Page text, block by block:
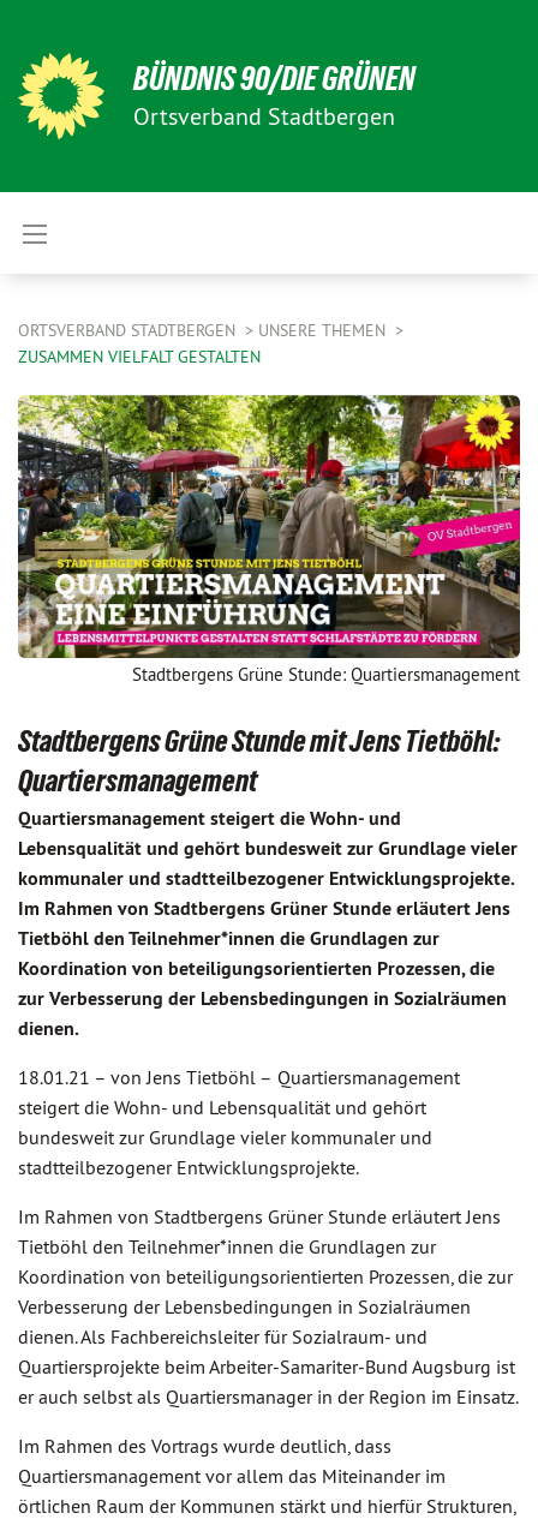
BÜNDNIS 90/DIE GRÜNEN
Ortsverband Stadtbergen
ORTSVERBAND STADTBERGEN
UNSERE THEMEN
ZUSAMMEN VIELFALT GESTALTEN
Stadtbergens Grüne Stunde: Quartiersmanagement
Stadtbergens Grüne Stunde mit Jens Tietböhl:
Quartiersmanagement
Quartiersmanagement steigert die Wohn- und
Lebensqualität und gehört bundesweit zur Grundlage vieler
kommunaler und stadtteilbezogener Entwicklungsprojekte.
Im Rahmen von Stadtbergens Grüner Stunde erläutert Jens
Tietböhl den Teilnehmer*innen die Grundlagen zur
Koordination von beteiligungsorientierten Prozessen, die
zur Verbesserung der Lebensbedingungen in Sozialräumen
dienen.
18.01.21 – von Jens Tietböhl – Quartiersmanagement
steigert die Wohn- und Lebensqualität und gehört
bundesweit zur Grundlage vieler kommunaler und
stadtteilbezogener Entwicklungsprojekte.
Im Rahmen von Stadtbergens Grüner Stunde erläutert Jens
Tietböhl den Teilnehmer*innen die Grundlagen zur
Koordination von beteiligungsorientierten Prozessen, die zur
Verbesserung der Lebensbedingungen in Sozialräumen
dienen. Als Fachbereichsleiter für Sozialraum- und
Quartiersprojekte beim Arbeiter-Samariter-Bund Augsburg ist
er auch selbst als Quartiersmanager in der Region im Einsatz.
Im Rahmen des Vortrags wurde deutlich, dass
Quartiersmanagement vor allem das Miteinander im
örtlichen Raum der Kommunen stärkt und hierfür Strukturen,